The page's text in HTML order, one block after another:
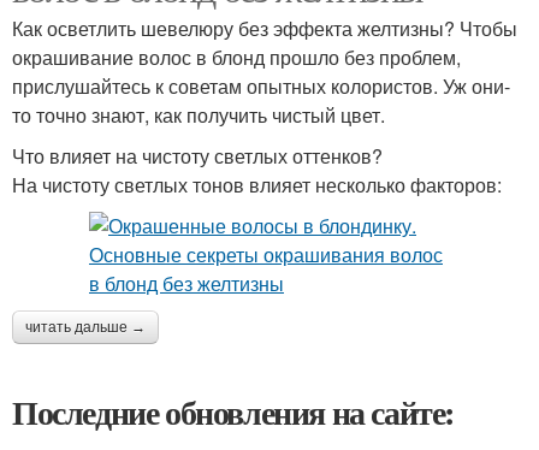
Как осветлить шевелюру без эффекта желтизны? Чтобы
окрашивание волос в блонд прошло без проблем,
прислушайтесь к советам опытных колористов. Уж они-
то точно знают, как получить чистый цвет.
Что влияет на чистоту светлых оттенков?
На чистоту светлых тонов влияет несколько факторов:
читать дальше →
Последние обновления на сайте: